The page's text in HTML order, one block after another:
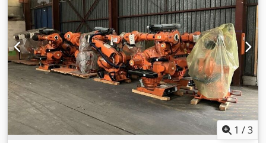
mécanique (EAN 4262549324023) • Charge maximale du
robot : 400 kg • Nombre d’axes : 6 • Portée maximale : 2550
mm • Répétabilité : 0,3 mm • Contrôleur : IRC5 M2004
Produit d’occasion – présentant des signes d’usure
normaux. Pour plus de détails, les numéros d’article et les
images sont disponibles sur demande. Garantie de mise
en service de deux semaines. Aucune autre garantie. De
plus, des pièces de rechange sont constamment
disponibles en stock. Le prix indiqué est net et s’applique
par article. La TVA de 19 %, légalement obligatoire, sera
ajoutée au moment du paiement. Vous recevrez une
maximale du robot : 325 kg • Nombre d'axes : 6 • Portée
maximale : 3100 mm • Précision de répétition : 0,3 mm •
Contrôleur : IRC5 M2004 1 x Robot ABB Robotics IRB 7600-
500/2.55 M2004, n° de robot 76-63756 – uniquement la
partie mécanique (EAN 4262549323941) • Charge maximale
du robot : 500 kg • Nombre d'axes : 6 • Portée maximale :
2550 mm • Précision de répétition : 0,3 mm • Contrôleur :
IRC5 M2004 1 x Robot ABB Robotics IRB 7600-325/3.1
M2004, n° de robot 76-63695 (20 960 heures de
fonctionnement) – uniquement la partie mécanique (EAN
4262549323958) • Charge maximale du robot : 325 kg •
Numéro d'axe : 6 • Portée maximale : 3100 mm • Précision
1 /3